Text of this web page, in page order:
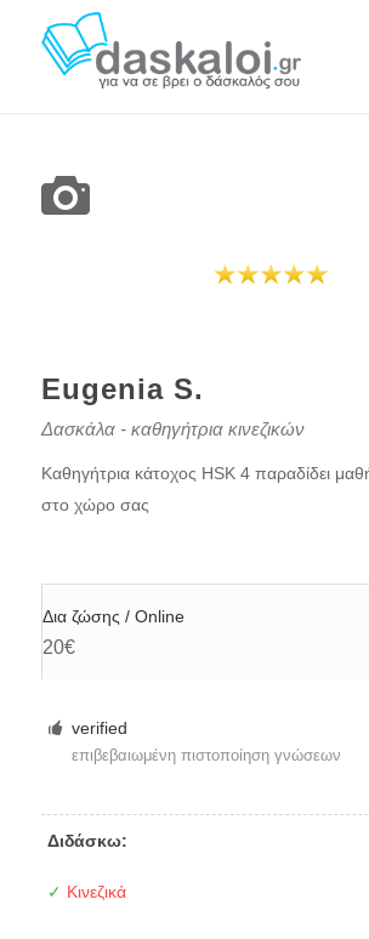
Eugenia S.
Δασκάλα - καθηγήτρια κινεζικών
Καθηγήτρια κάτοχος HSK 4 παραδίδει
στο χώρο σας
Δια ζώσης / Online
20€
verified
επιβεβαιωμένη πιστοποίηση γνώσεων
Διδάσκω:
✓ Κινεζικά